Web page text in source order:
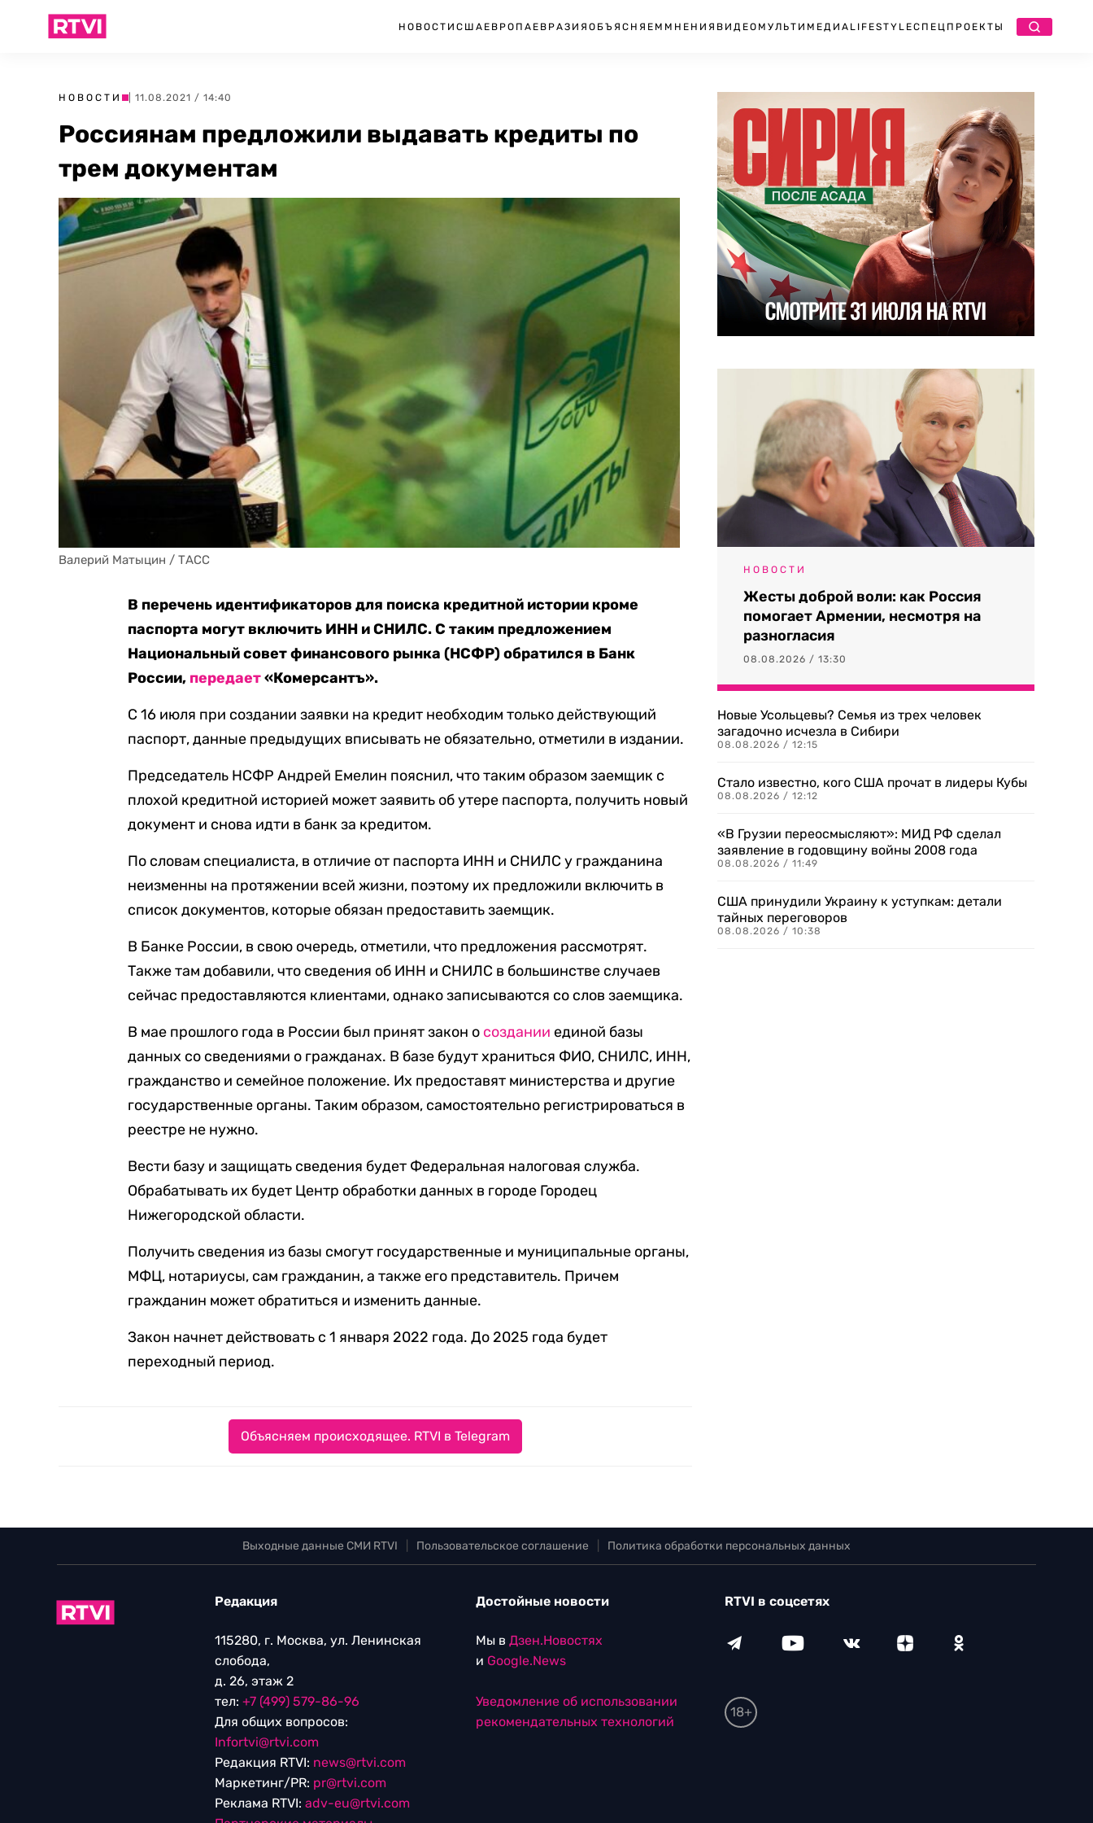
НОВОСТИ США ЕВРОПА ЕВРАЗИЯ ОБЪЯСНЯЕМ МНЕНИЯ ВИДЕО МУЛЬТИМЕДИА LIFESTYLEСПЕЦПРОЕКТЫ
НОВОСТИ | 11.08.2021 / 14:40
Россиянам предложили выдавать кредиты по
трем документам
Валерий Матыцин / ТАСС
В перечень идентификаторов для поиска кредитной истории кроме
паспорта могут включить ИНН и СНИЛС. С таким предложением
Национальный совет финансового рынка (НСФР) обратился в Банк
России, передает«Комерсантъ».
С 16 июля при создании заявки на кредит необходим только действующий
паспорт, данные предыдущих вписывать не обязательно, отметили в издании.
Председатель НСФР Андрей Емелин пояснил, что таким образом заемщик с
плохой кредитной историей может заявить об утере паспорта, получить новый
документ и снова идти в банк за кредитом.
По словам специалиста, в отличие от паспорта ИНН и СНИЛС у гражданина
неизменны на протяжении всей жизни, поэтому их предложили включить в
список документов, которые обязан предоставить заемщик.
В Банке России, в свою очередь, отметили, что предложения рассмотрят.
Также там добавили, что сведения об ИНН и СНИЛС в большинстве случаев
сейчас предоставляются клиентами, однако записываются со слов заемщика.
В мае прошлого года в России был принят закон о создании единой базы
данных со сведениями о гражданах. В базе будут храниться ФИО, СНИЛС, ИНН,
гражданство и семейное положение. Их предоставят министерства и другие
государственные органы. Таким образом, самостоятельно регистрироваться в
реестре не нужно.
Вести базу и защищать сведения будет Федеральная налоговая служба.
Обрабатывать их будет Центр обработки данных в городе Городец
Нижегородской области.
Получить сведения из базы смогут государственные и муниципальные органы,
МФЦ, нотариусы, сам гражданин, а также его представитель. Причем
гражданин может обратиться и изменить данные.
Закон начнет действовать с 1 января 2022 года. До 2025 года будет
переходный период.
Объясняем происходящее. RTVI в Telegram
НОВОСТИ
Жесты доброй воли: как Россия
помогает Армении, несмотря на
разногласия
08.08.2026 / 13:30
Новые Усольцевы? Семья из трех человек
загадочно исчезла в Сибири
08.08.2026 / 12:15
Стало известно, кого США прочат в лидеры Кубы
08.08.2026 / 12:12
«В Грузии переосмысляют»: МИД РФ сделал
заявление в годовщину войны 2008 года
08.08.2026 / 11:49
США принудили Украину к уступкам: детали
тайных переговоров
08.08.2026 / 10:38
Выходные данные СМИ RTVI Пользовательское соглашение Политика обработки персональных данных
Редакция
115280, г. Москва, ул. Ленинская
слобода,
д. 26, этаж 2
тел: +7 (499) 579-86-96
Для общих вопросов:
Infortvi@rtvi.com
Редакция RTVI: news@rtvi.com
Маркетинг/PR: pr@rtvi.com
Реклама RTVI: adv-eu@rtvi.com
Достойные новости
Мы в Дзен.Новостях
и Google.News
Уведомление об использовании
рекомендательных технологий
RTVI в соцсетях
18+